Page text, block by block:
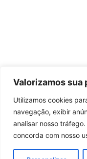
Valorizamos sua
Utilizamos cookies
navegação, exibir
analisar nosso
concorda com nosso